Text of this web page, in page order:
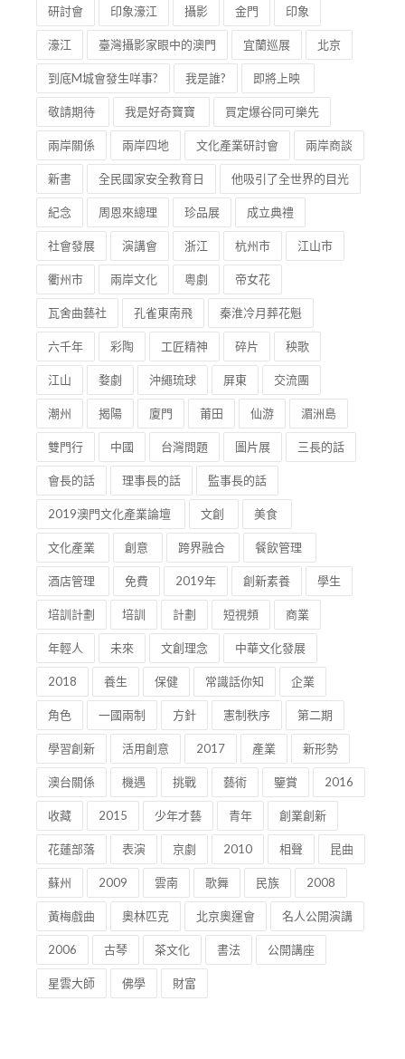
研討會 印象濠江 攝影 金門 印象
濠江 臺灣攝影家眼中的澳門 宜蘭巡展 北京
到底M城會發生咩事? 我是誰? 即將上映
敬請期待 我是好奇寶寶 買定爆谷同可樂先
兩岸關係 兩岸四地 文化產業研討會 兩岸商談
新書 全民國家安全教育日 他吸引了全世界的目光
紀念 周恩來總理 珍品展 成立典禮
社會發展 演講會 浙江 杭州市 江山市
衢州市 兩岸文化 粵劇 帝女花
瓦舍曲藝社 孔雀東南飛 秦淮冷月葬花魁
六千年 彩陶 工匠精神 碎片 秧歌
江山 婺劇 沖繩琉球 屏東 交流團
潮州 揭陽 廈門 莆田 仙游 湄洲島
雙門行 中國 台灣問題 圖片展 三長的話
會長的話 理事長的話 監事長的話
2019澳門文化產業論壇 文創 美食
文化產業 創意 跨界融合 餐飲管理
酒店管理 免費 2019年 創新素養 學生
培訓計劃 培訓 計劃 短視頻 商業
年輕人 未來 文創理念 中華文化發展
2018 養生 保健 常識話你知 企業
角色 一國兩制 方針 憲制秩序 第二期
學習創新 活用創意 2017 產業 新形勢
澳台關係 機遇 挑戰 藝術 鑒賞 2016
收藏 2015 少年才藝 青年 創業創新
花蓮部落 表演 京劇 2010 相聲 昆曲
蘇州 2009 雲南 歌舞 民族 2008
黃梅戲曲 奧林匹克 北京奧運會 名人公開演講
2006 古琴 茶文化 書法 公開講座
星雲大師 佛學 財富